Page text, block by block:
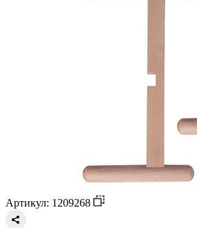
Артикул: 1209268